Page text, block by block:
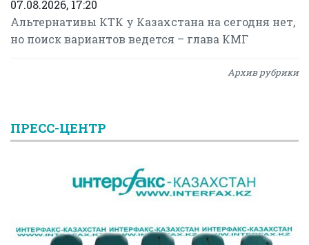
07.08.2026, 17:20
Альтернативы КТК у Казахстана на сегодня нет,
но поиск вариантов ведется – глава КМГ
Архив рубрики
ПРЕСС-ЦЕНТР